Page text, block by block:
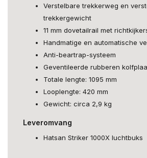
Verstelbare trekkerweg en
trekkergewicht
11 mm dovetailrail met
Handmatige en automatische
Anti-beartrap-systeem
Geventileerde rubberen
Totale lengte: 1095 mm
Looplengte: 420 mm
Gewicht: circa 2,9 kg
Leveromvang
Hatsan Striker 1000X luchtbuks